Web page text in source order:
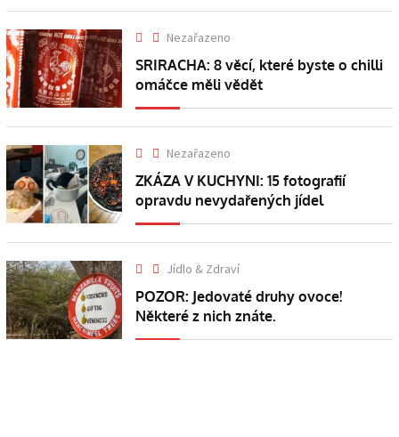
Nezařazeno
SRIRACHA: 8 věcí, které byste o chilli
omáčce měli vědět
Nezařazeno
ZKÁZA V KUCHYNI: 15 fotografií
opravdu nevydařených jídel
Jídlo & Zdraví
POZOR: Jedovaté druhy ovoce!
Některé z nich znáte.